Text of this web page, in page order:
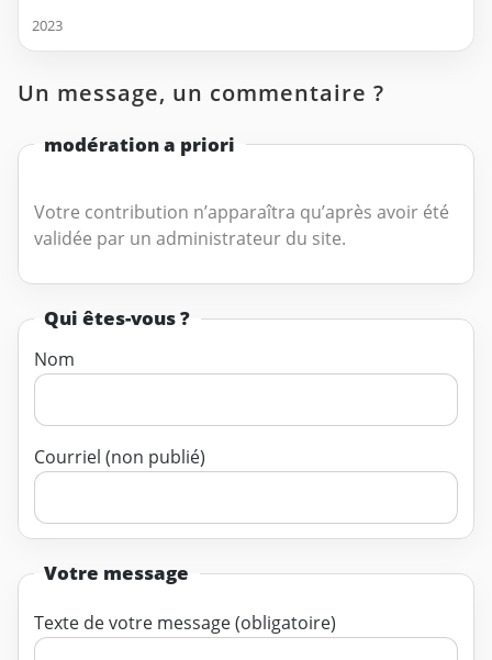
2023
Un message, un commentaire ?
modération a priori
Votre contribution n’apparaîtra qu’après avoir été
validée par un administrateur du site.
Qui êtes-vous ?
Nom
Courriel (non publié)
Votre message
Texte de votre message (obligatoire)